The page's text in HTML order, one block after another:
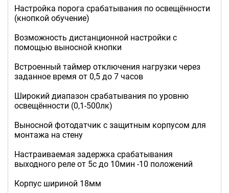
Настройка порога срабатывания по освещённости
(кнопкой обучение)
Возможность дистанционной настройки с
помощью выносной кнопки
Встроенный таймер отключения нагрузки через
заданное время от 0,5 до 7 часов
Широкий диапазон срабатывания по уровню
освещённости (0,1-500лк)
Выносной фотодатчик с защитным корпусом для
монтажа на стену
Настраиваемая задержка срабатывания
выходного реле от 5с до 10мин -10 положений
Корпус шириной 18мм